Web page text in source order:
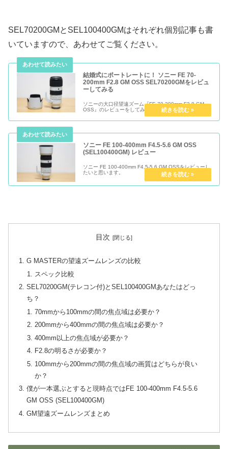
SEL70200GMとSEL100400GMはそれぞれ個別記事も書
いていますので、あわせてご覧ください。
結婚式にポートレートに！ ソニー FE 70-
200mm F2.8 GM OSS SEL70200GMをレビュ
ーしてみる
ソニーの大口径望遠ズーム『FE 70-200mm F2.8 GM
OSS』のレビューをしてみたいと思います。
ソニー FE 100-400mm F4.5-5.6 GM OSS
(SEL100400GM) レビュー
ソニー FE 100-400mm F4.5-5.6 GM OSSをレビューし
たいと思います。
目次
G MASTERの望遠ズームレンズの比較
スペック比較
SEL70200GM(テレコン付)とSEL100400GMあなたはどっ
ち？
70mmから100mmの間の焦点域は必要か？
200mmから400mmの間の焦点域は必要か？
400mm以上の焦点域が必要か？
F2.8の明るさが必要か？
100mmから200mmの間の焦点域の画質はどちらが良い
か？
僕が一本選ぶとすると現時点ではFE 100-400mm F4.5-5.6
GM OSS (SEL100400GM)
GM望遠ズームレンズまとめ